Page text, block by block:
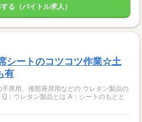
る（バイトル求人）
シートのコツコツ作業☆土
有
手席用、後部座席用などの ウレタン製品の
：ウレタン製品とは A：シートのもとと